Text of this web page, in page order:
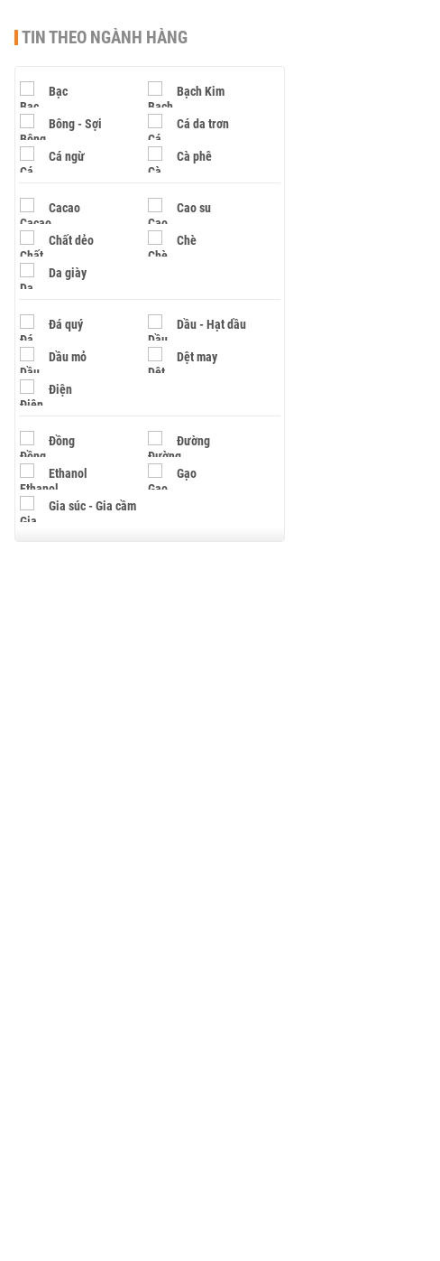
TIN THEO NGÀNH HÀNG
Bạc Bạch Kim
Bông - Sợi Cá da trơn
Cá ngừ Cà phê
Cacao Cao su
Chất dẻo Chè
Da giày
Đá quý Dầu - Hạt dầu
Dầu mỏ Dệt may
Điện
Đồng Đường
Ethanol Gạo
Gia súc - Gia cầm